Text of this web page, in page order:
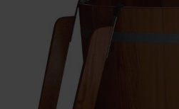
Afmetingen
100 × 72,5 × 100 cm